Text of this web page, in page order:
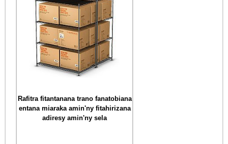
Rafitra fitantanana trano fanatobiana
entana miaraka amin'ny fitahirizana
adiresy amin'ny sela